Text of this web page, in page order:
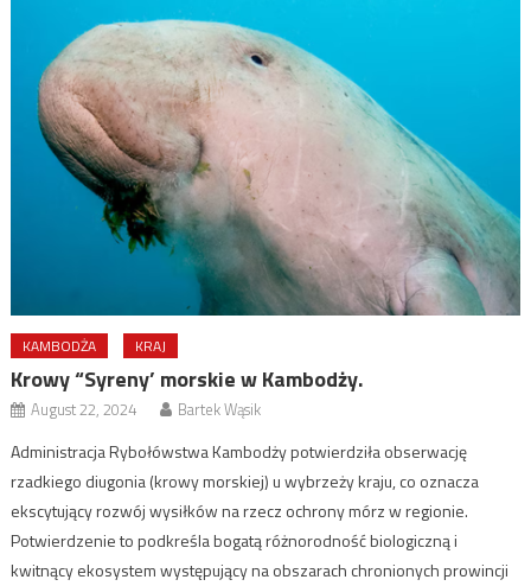
KAMBODŻA KRAJ
Krowy “Syreny’ morskie w Kambodży.
August 22, 2024 Bartek Wąsik
Administracja Rybołówstwa Kambodży potwierdziła obserwację
rzadkiego diugonia (krowy morskiej) u wybrzeży kraju, co oznacza
ekscytujący rozwój wysiłków na rzecz ochrony mórz w regionie.
Potwierdzenie to podkreśla bogatą różnorodność biologiczną i
kwitnący ekosystem występujący na obszarach chronionych prowincji